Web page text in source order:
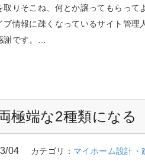
取りそこね、何とか譲ってもらって
ブ情報に疎くなっているサイト管理
謝です。…
極端な2種類になる
04 カテゴリ： マイホーム設計・